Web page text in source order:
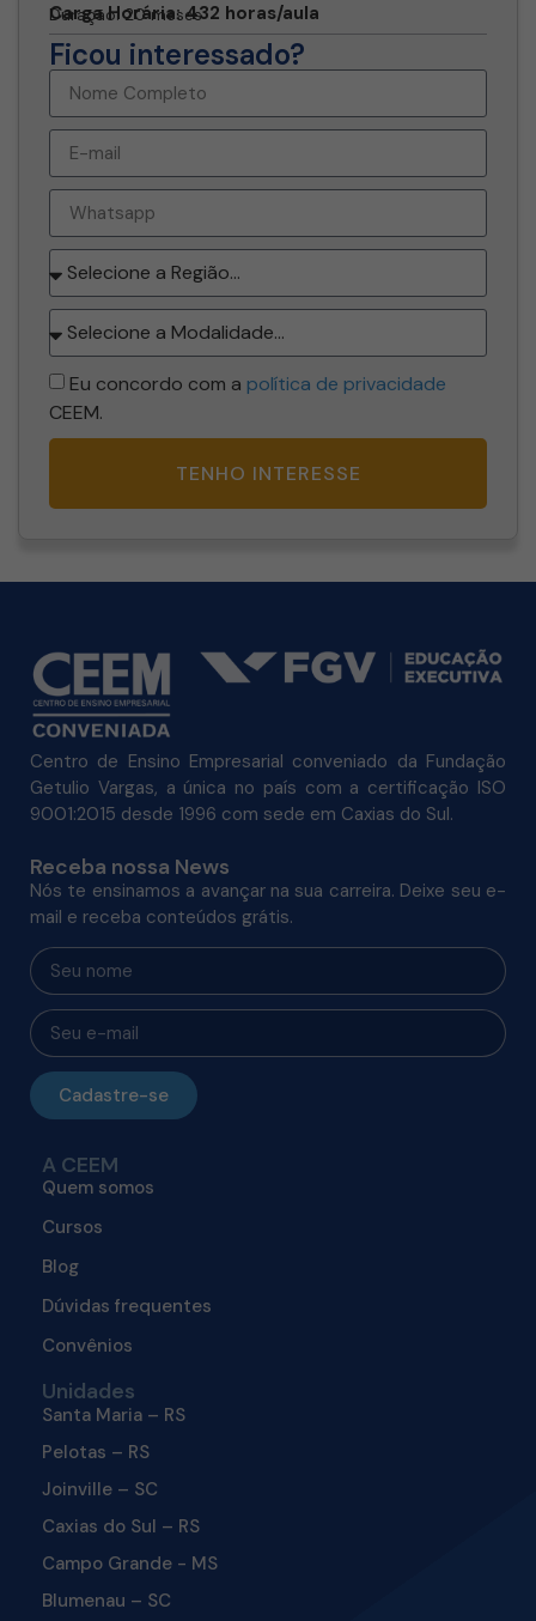
Carga Horária: 432 horas/aula
Duração: 20 meses
Ficou interessado?
Eu concordo com a política de privacidade
CEEM.
TENHO INTERESSE
Centro de Ensino Empresarial conveniado da Fundação
Getulio Vargas, a única no país com a certificação ISO
9001:2015 desde 1996 com sede em Caxias do Sul.
Receba nossa News
Nós te ensinamos a avançar na sua carreira. Deixe seu e-
mail e receba conteúdos grátis.
Cadastre-se
A CEEM
Quem somos
Cursos
Blog
Dúvidas frequentes
Convênios
Unidades
Santa Maria – RS
Pelotas – RS
Joinville – SC
Caxias do Sul – RS
Campo Grande - MS
Blumenau – SC